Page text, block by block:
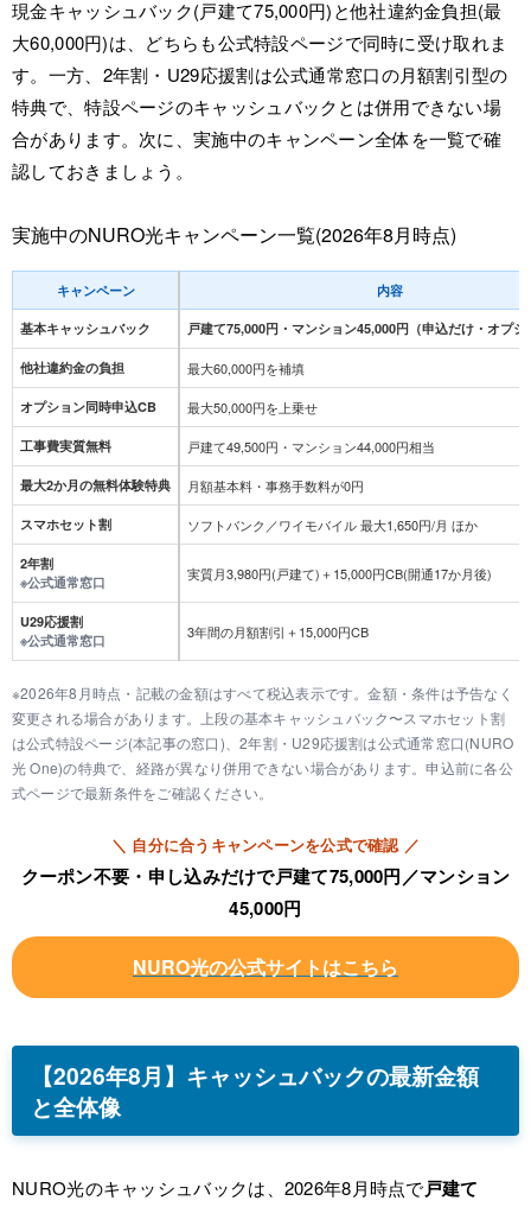
現金キャッシュバック(戸建て75,000円)と他社違約金負担(最
大60,000円)は、どちらも公式特設ページで同時に受け取れま
す。一方、2年割・U29応援割は公式通常窓口の月額割引型の
特典で、特設ページのキャッシュバックとは併用できない場
合があります。次に、実施中のキャンペーン全体を一覧で確
認しておきましょう。
実施中のNURO光キャンペーン一覧(2026年8月時点)
キャンペーン 内容
基本キャッシュバック 戸建て75,000円・マンション45,000円（申込だけ・オプシ
他社違約金の負担 最大60,000円を補填
オプション同時申込CB 最大50,000円を上乗せ
工事費実質無料 戸建て49,500円・マンション44,000円相当
最大2か月の無料体験特典 月額基本料・事務手数料が0円
スマホセット割 ソフトバンク／ワイモバイル 最大1,650円/月 ほか
2年割
※公式通常窓口
実質月3,980円(戸建て)＋15,000円CB(開通17か月後)
U29応援割
※公式通常窓口
3年間の月額割引＋15,000円CB
※2026年8月時点・記載の金額はすべて税込表示です。金額・条件は予告なく
変更される場合があります。上段の基本キャッシュバック〜スマホセット割
は公式特設ページ(本記事の窓口)、2年割・U29応援割は公式通常窓口(NURO
光 One)の特典で、経路が異なり併用できない場合があります。申込前に各公
式ページで最新条件をご確認ください。
＼ 自分に合うキャンペーンを公式で確認 ／
クーポン不要・申し込みだけで戸建て75,000円／マンション
45,000円
NURO光の公式サイトはこちら
【2026年8月】キャッシュバックの最新金額
と全体像
NURO光のキャッシュバックは、2026年8月時点で戸建て